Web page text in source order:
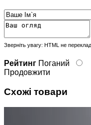
Зверніть увагу: HTML не
Рейтинг Поганий
Продовжити
Схожі товари